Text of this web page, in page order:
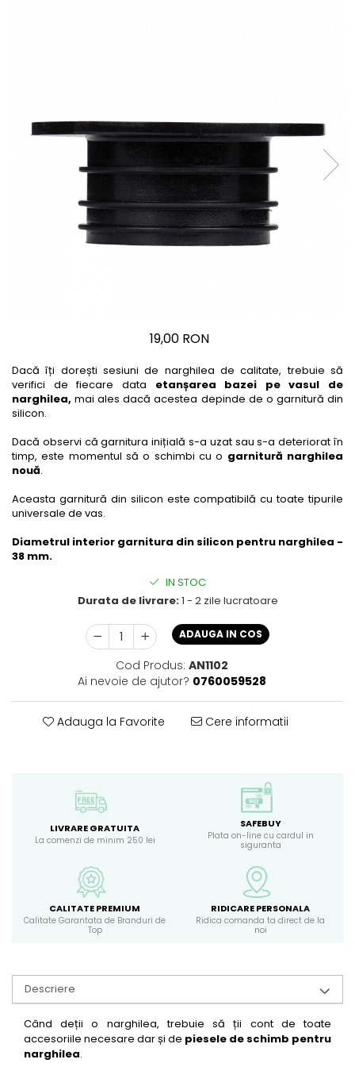
19,00 RON
Dacă îți dorești sesiuni de narghilea de calitate, trebuie să
verifici de fiecare data etanșarea bazei pe vasul de
narghilea, mai ales dacă acestea depinde de o garnitură din
silicon.
Dacă observi că garnitura inițială s-a uzat sau s-a deteriorat în
timp, este momentul să o schimbi cu o garnitură narghilea
nouă.
Aceasta garnitură din silicon este compatibilă cu toate tipurile
universale de vas.
Diametrul interior garnitura din silicon pentru narghilea -
38 mm.
IN STOC
Durata de livrare:1 - 2 zile lucratoare
ADAUGA IN COS
Cod Produs: AN1102
Ai nevoie de ajutor? 0760059528
Adauga la Favorite Cere informatii
LIVRARE GRATUITA
La comenzi de minim 250 lei
SAFEBUY
Plata on-line cu cardul in
siguranta
CALITATE PREMIUM
Calitate Garantata de Branduri de
Top
RIDICARE PERSONALA
Ridica comanda ta direct de la
noi
Descriere
Când deții o narghilea, trebuie să ții cont de toate
accesoriile necesare dar și de piesele de schimb pentru
narghilea.